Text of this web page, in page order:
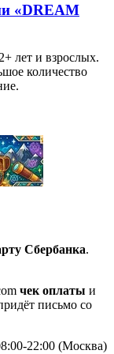
«DREAM
лет и взрослых.
количество
Сбербанка.
чек оплаты и
письмо со
22:00 (Москва)